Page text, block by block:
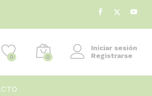
0 0
Iniciar sesión
Registrarse